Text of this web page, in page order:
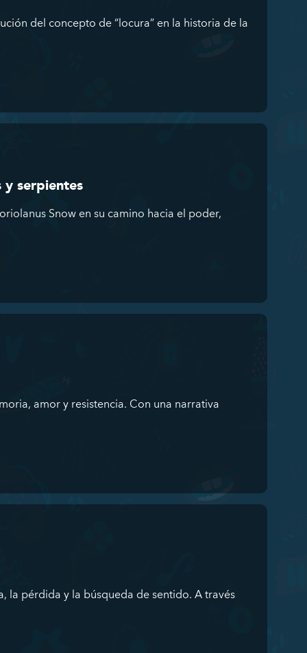
del concepto de “locura” en la historia de la
serpientes
Snow en su camino hacia el poder,
amor y resistencia. Con una narrativa
la pérdida y la búsqueda de sentido. A través